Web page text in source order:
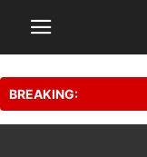
BREAKING: